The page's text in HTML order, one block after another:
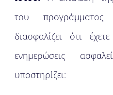
του προγράμματος
διασφαλίζει ότι
ενημερώσεις
υποστηρίζει: